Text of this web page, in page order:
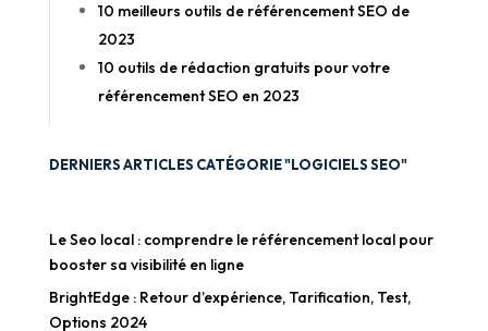
10 meilleurs outils de référencement SEO de
2023
10 outils de rédaction gratuits pour votre
référencement SEO en 2023
DERNIERS ARTICLES CATÉGORIE "LOGICIELS SEO"
Le Seo local : comprendre le référencement local pour
booster sa visibilité en ligne
BrightEdge : Retour d’expérience, Tarification, Test,
Options 2024